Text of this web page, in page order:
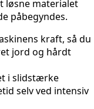
løsne materialet
påbegyndes.
kraft, så du
jord og hårdt
i slidstærke
selv ved intensiv